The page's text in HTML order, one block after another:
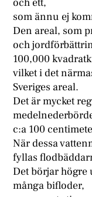
och ett,
som ännu ej
Den areal, som
och
100,000
vilket i det
Sveriges areal.
Det är mycket
c:a 100
När dessa
fyllas
Det börjar högre
många bifloder,